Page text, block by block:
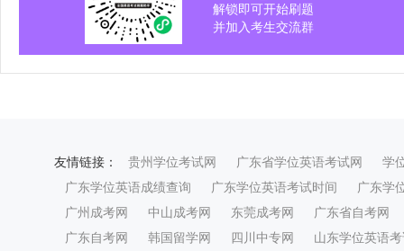
解锁即可开始刷题
并加入考生交流群
友情链接： 贵州学位考试网 广东省学位英语考试网
学
广东学位英语成绩查询
广东学位英语考试时间
广东学
广州成考网
中山成考网 东莞成考网
广东省自考网
广东自考网
韩国留学网 四川中专网 山东学位英语